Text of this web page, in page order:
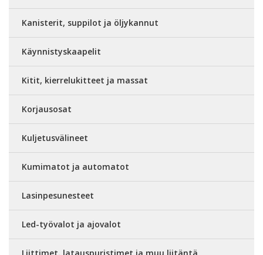
Kanisterit, suppilot ja öljykannut
Käynnistyskaapelit
Kitit, kierrelukitteet ja massat
Korjausosat
Kuljetusvälineet
Kumimatot ja automatot
Lasinpesunesteet
Led-työvalot ja ajovalot